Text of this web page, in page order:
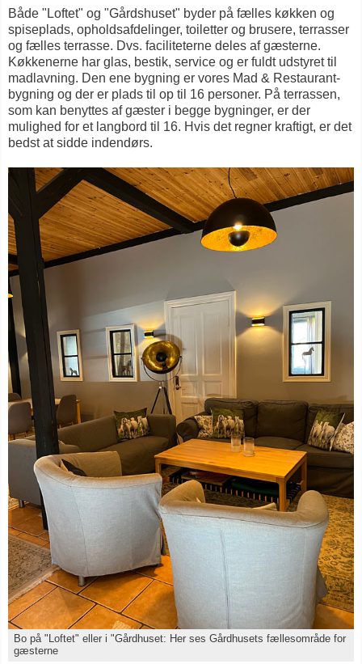
Både "Loftet" og "Gårdshuset" byder på fælles køkken og
spiseplads, opholdsafdelinger, toiletter og brusere, terrasser
og fælles terrasse. Dvs. faciliteterne deles af gæsterne.
Køkkenerne har glas, bestik, service og er fuldt udstyret til
madlavning. Den ene bygning er vores Mad & Restaurant-
bygning og der er plads til op til 16 personer. På terrassen,
som kan benyttes af gæster i begge bygninger, er der
mulighed for et langbord til 16. Hvis det regner kraftigt, er det
bedst at sidde indendørs.
Bo på "Loftet" eller i "Gårdhuset: Her ses Gårdhusets fællesområde for
gæsterne